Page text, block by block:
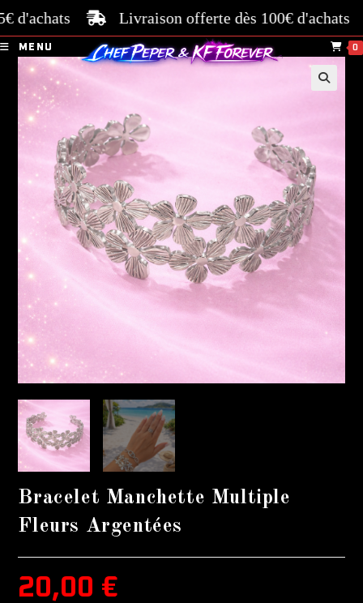
Livraison offerte dès 100€ d'achats
MENU 0
Bracelet Manchette Multiple
Fleurs Argentées
20,00 €